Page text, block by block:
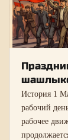
История 1
рабочий
рабочее